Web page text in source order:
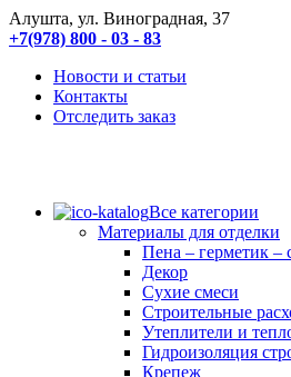
Алушта, ул. Виноградная, 37
+7(978) 800 - 03 - 83
Новости и статьи
Контакты
Отследить заказ
Все категории
Материалы для отделки
Пена – герметик –
Декор
Сухие смеси
Строительные
Утеплители и
Гидроизоляция
Крепеж